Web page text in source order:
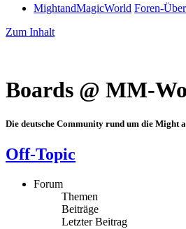
MightandMagicWorld Foren-
Zum Inhalt
Boards @ MM-
Die deutsche Community rund um die Might
Off-Topic
Forum
Themen
Beiträge
Letzter Beitrag